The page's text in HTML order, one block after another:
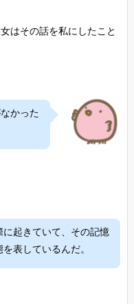
はその話を私にしたこと
かった
に起きていて、その記憶
表しているんだ。